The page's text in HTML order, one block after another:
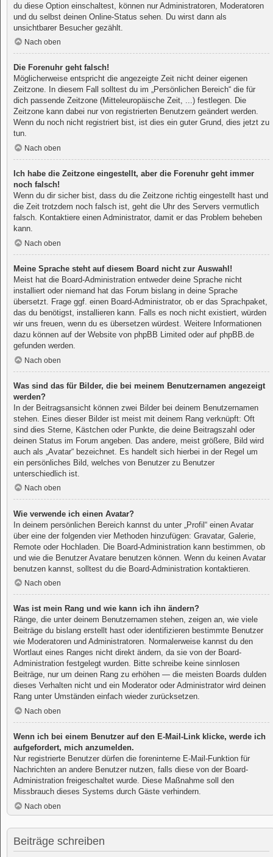
du diese Option einschaltest, können nur Administratoren, Moderatoren
und du selbst deinen Online-Status sehen. Du wirst dann als
unsichtbarer Besucher gezählt.
Nach oben
Die Forenuhr geht falsch!
Möglicherweise entspricht die angezeigte Zeit nicht deiner eigenen
Zeitzone. In diesem Fall solltest du im „Persönlichen Bereich“ die für
dich passende Zeitzone (Mitteleuropäische Zeit, ...) festlegen. Die
Zeitzone kann dabei nur von registrierten Benutzern geändert werden.
Wenn du noch nicht registriert bist, ist dies ein guter Grund, dies jetzt zu
tun.
Nach oben
Ich habe die Zeitzone eingestellt, aber die Forenuhr geht immer
noch falsch!
Wenn du dir sicher bist, dass du die Zeitzone richtig eingestellt hast und
die Zeit trotzdem noch falsch ist, geht die Uhr des Servers vermutlich
falsch. Kontaktiere einen Administrator, damit er das Problem beheben
kann.
Nach oben
Meine Sprache steht auf diesem Board nicht zur Auswahl!
Meist hat die Board-Administration entweder deine Sprache nicht
installiert oder niemand hat das Forum bislang in deine Sprache
übersetzt. Frage ggf. einen Board-Administrator, ob er das Sprachpaket,
das du benötigst, installieren kann. Falls es noch nicht existiert, würden
wir uns freuen, wenn du es übersetzen würdest. Weitere Informationen
dazu können auf der Website von phpBB Limited oder auf phpBB.de
gefunden werden.
Nach oben
Was sind das für Bilder, die bei meinem Benutzernamen angezeigt
werden?
In der Beitragsansicht können zwei Bilder bei deinem Benutzernamen
stehen. Eines dieser Bilder ist meist mit deinem Rang verknüpft: Oft
sind dies Sterne, Kästchen oder Punkte, die deine Beitragszahl oder
deinen Status im Forum angeben. Das andere, meist größere, Bild wird
auch als „Avatar“ bezeichnet. Es handelt sich hierbei in der Regel um
ein persönliches Bild, welches von Benutzer zu Benutzer
unterschiedlich ist.
Nach oben
Wie verwende ich einen Avatar?
In deinem persönlichen Bereich kannst du unter „Profil“ einen Avatar
über eine der folgenden vier Methoden hinzufügen: Gravatar, Galerie,
Remote oder Hochladen. Die Board-Administration kann bestimmen, ob
und wie die Benutzer Avatare benutzen können. Wenn du keinen Avatar
benutzen kannst, solltest du die Board-Administration kontaktieren.
Nach oben
Was ist mein Rang und wie kann ich ihn ändern?
Ränge, die unter deinem Benutzernamen stehen, zeigen an, wie viele
Beiträge du bislang erstellt hast oder identifizieren bestimmte Benutzer
wie Moderatoren und Administratoren. Normalerweise kannst du den
Wortlaut eines Ranges nicht direkt ändern, da sie von der Board-
Administration festgelegt wurden. Bitte schreibe keine sinnlosen
Beiträge, nur um deinen Rang zu erhöhen — die meisten Boards dulden
dieses Verhalten nicht und ein Moderator oder Administrator wird deinen
Rang unter Umständen einfach wieder zurücksetzen.
Nach oben
Wenn ich bei einem Benutzer auf den E-Mail-Link klicke, werde ich
aufgefordert, mich anzumelden.
Nur registrierte Benutzer dürfen die foreninterne E-Mail-Funktion für
Nachrichten an andere Benutzer nutzen, falls diese von der Board-
Administration freigeschaltet wurde. Diese Maßnahme soll den
Missbrauch dieses Systems durch Gäste verhindern.
Nach oben
Beiträge schreiben